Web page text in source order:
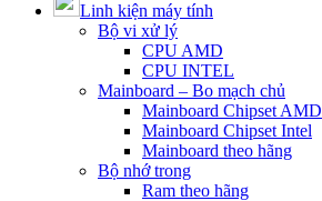
Linh kiện máy tính
Bộ vi xử lý
CPU AMD
CPU INTEL
Mainboard – Bo mạch chủ
Mainboard Chipset AMD
Mainboard Chipset Intel
Mainboard theo hãng
Bộ nhớ trong
Ram theo hãng